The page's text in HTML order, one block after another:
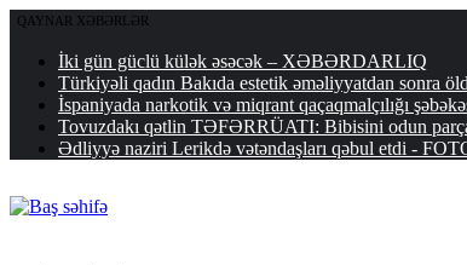
QAYNAR XƏBƏRLƏR
İki gün güclü külək əsəcək – XƏBƏRDARLIQ
Türkiyəli qadın Bakıda estetik əməliyyatdan sonra
İspaniyada narkotik və miqrant qaçaqmalçılığı
Tovuzdakı qətlin TƏFƏRRÜATI: Bibisini odun
Ədliyyə naziri Lerikdə vətəndaşları qəbul etdi -